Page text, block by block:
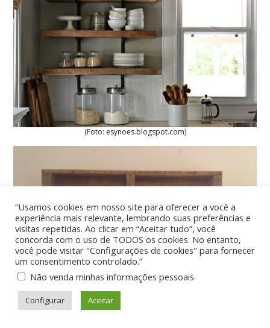
(Foto: esynoes.blogspot.com)
“Usamos cookies em nosso site para oferecer a você a
experiência mais relevante, lembrando suas preferências e
visitas repetidas. Ao clicar em “Aceitar tudo”, você
concorda com o uso de TODOS os cookies. No entanto,
você pode visitar "Configurações de cookies" para fornecer
um consentimento controlado.”
Não venda minhas informações pessoais.
Configurar Aceitar